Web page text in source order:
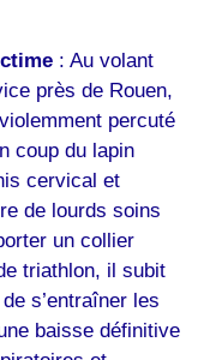
: Au volant
près de Rouen,
percuté
coup du lapin
cervical et
de lourds soins
un collier
triathlon, il subit
s’entraîner les
baisse définitive